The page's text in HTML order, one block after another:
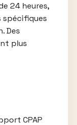
24 heures,
spécifiques
Des
plus
CPAP